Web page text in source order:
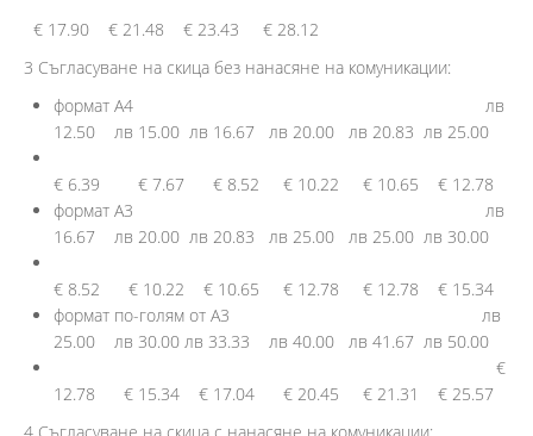
€ 17.90 € 21.48 € 23.43 € 28.12
3 Съгласуване на скица без нанасяне на комуникации:
формат А4 лв
12.50 лв 15.00 лв 16.67 лв 20.00 лв 20.83 лв 25.00
€ 6.39 € 7.67 € 8.52 € 10.22 € 10.65 € 12.78
формат А3 лв
16.67 лв 20.00 лв 20.83 лв 25.00 лв 25.00 лв 30.00
€ 8.52 € 10.22 € 10.65 € 12.78 € 12.78 € 15.34
формат по-голям от А3 лв
25.00 лв 30.00 лв 33.33 лв 40.00 лв 41.67 лв 50.00
€
12.78 € 15.34 € 17.04 € 20.45 € 21.31 € 25.57